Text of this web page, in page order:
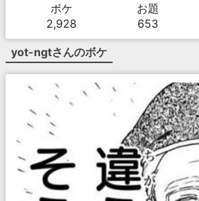
ボケ
2,928
お題
653
yot-ngtさんのボケ